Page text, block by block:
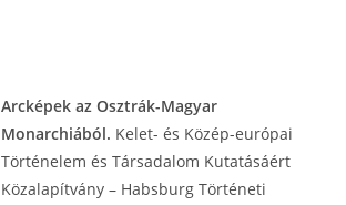
Arcképek az Osztrák-Magyar
Monarchiából. Kelet- és Közép-európai
Történelem és Társadalom Kutatásáért
Közalapítvány – Habsburg Történeti